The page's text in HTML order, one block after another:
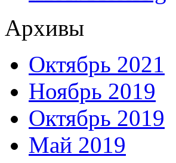
Архивы
Октябрь 2021
Ноябрь 2019
Октябрь 2019
Май 2019